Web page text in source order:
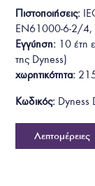
Πιστοποιήσεις:
EN61000-6-2/
Εγγύηση: 10 έτη
της Dyness)
χωρητικότητα:
Κωδικός: Dyness
Λεπτομέρειες